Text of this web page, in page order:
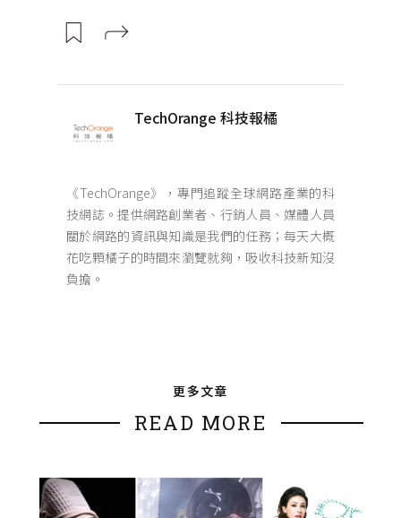
TechOrange 科技報橘
《TechOrange》，專門追蹤全球網路產業的科
技網誌。提供網路創業者、行銷人員、媒體人員
關於網路的資訊與知識是我們的任務；每天大概
花吃顆橘子的時間來瀏覽就夠，吸收科技新知沒
負擔。
更多文章
READ MORE